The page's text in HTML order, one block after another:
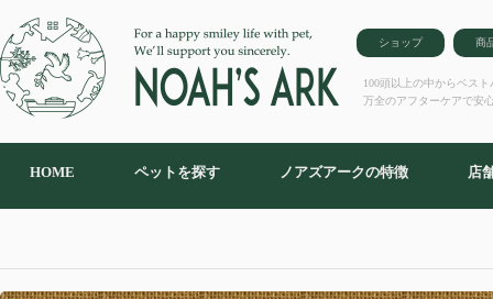
ショップ 商
100頭以上の中からベス
万全のアフターケアで安
HOME ペットを探す ノアズアークの特徴 店